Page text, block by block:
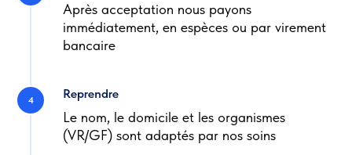
Après acceptation nous payons
immédiatement, en espèces ou par virement
bancaire
Reprendre
Le nom, le domicile et les organismes
(VR/GF) sont adaptés par nos soins